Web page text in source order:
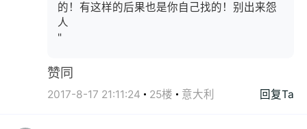
的！有这样的后果也是你自己找的！别出来怨
人
"
赞同
2017-8-17 21:11:24 25楼 意大利 回复Ta